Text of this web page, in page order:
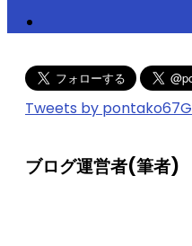
Tweets by pontako67G
ブログ運営者(筆者)